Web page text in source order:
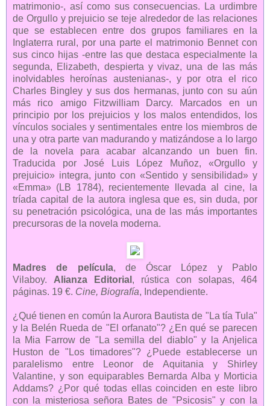
matrimonio-, así como sus consecuencias. La urdimbre
de Orgullo y prejuicio se teje alrededor de las relaciones
que se establecen entre dos grupos familiares en la
Inglaterra rural, por una parte el matrimonio Bennet con
sus cinco hijas -entre las que destaca especialmente la
segunda, Elizabeth, despierta y vivaz, una de las más
inolvidables heroínas austenianas-, y por otra el rico
Charles Bingley y sus dos hermanas, junto con su aún
más rico amigo Fitzwilliam Darcy. Marcados en un
principio por los prejuicios y los malos entendidos, los
vínculos sociales y sentimentales entre los miembros de
una y otra parte van madurando y matizándose a lo largo
de la novela para acabar alcanzando un buen fin.
Traducida por José Luis López Muñoz, «Orgullo y
prejuicio» integra, junto con «Sentido y sensibilidad» y
«Emma» (LB 1784), recientemente llevada al cine, la
tríada capital de la autora inglesa que es, sin duda, por
su penetración psicológica, una de las más importantes
precursoras de la novela moderna.
Madres de película, de Óscar López y Pablo
Vilaboy. Alianza Editorial , rústica con solapas, 464
páginas. 19 €. Cine, Biografía, Independiente.
¿Qué tienen en común la Aurora Bautista de "La tía Tula"
y la Belén Rueda de "El orfanato"? ¿En qué se parecen
la Mia Farrow de "La semilla del diablo" y la Anjelica
Huston de "Los timadores"? ¿Puede establecerse un
paralelismo entre Leonor de Aquitania y Shirley
Valantine, y son equiparables Bernarda Alba y Morticia
Addams? ¿Por qué todas ellas coinciden en este libro
con la misteriosa señora Bates de "Psicosis" y con la